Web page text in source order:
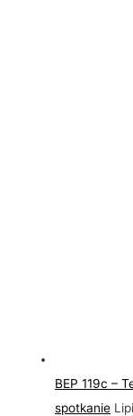
BEP 119c –
spotkanie